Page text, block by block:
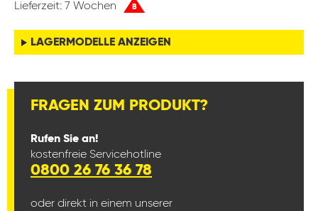
Lieferzeit: 7 Wochen B
LAGERMODELLE ANZEIGEN
FRAGEN ZUM PRODUKT?
Rufen Sie an!
kostenfreie Servicehotline
0800 26 76 36 78
oder direkt in einem unserer